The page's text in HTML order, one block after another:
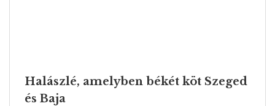
Halászlé, amelyben békét köt Szeged
és Baja